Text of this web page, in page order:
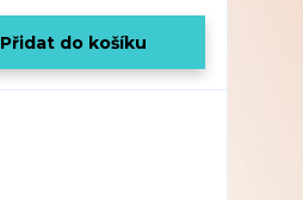
Přidat do košíku